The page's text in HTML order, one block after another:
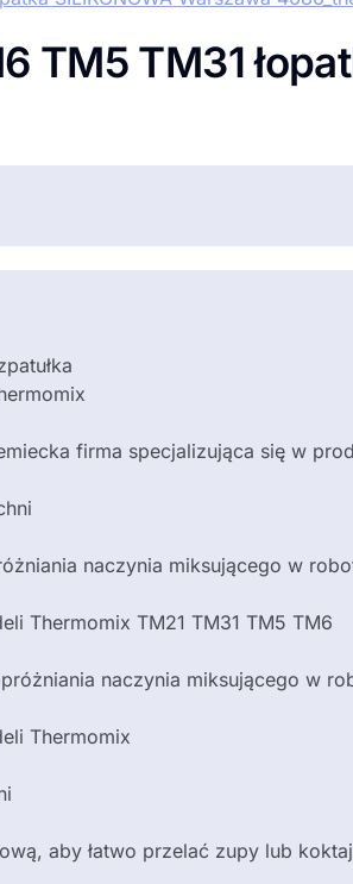
TM5 TM31
firma specjalizująca się w
naczynia miksującego w
Thermomix TM21 TM31 TM5 TM6
naczynia miksującego w
Thermomix
aby łatwo przelać zupy lub